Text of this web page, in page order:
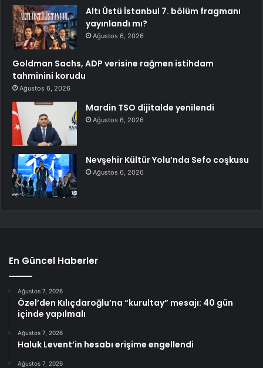
Altı Üstü İstanbul 7. bölüm fragmanı
yayınlandı mı?
Ağustos 6, 2026
Goldman Sachs, ADP verisine rağmen istihdam
tahminini korudu
Ağustos 6, 2026
Mardin TSO dijitalde yenilendi
Ağustos 6, 2026
Nevşehir Kültür Yolu’nda Sefo coşkusu
Ağustos 6, 2026
En Güncel Haberler
Ağustos 7, 2026
Özel’den Kılıçdaroğlu’na “kurultay” mesajı: 40 gün
içinde yapılmalı
Ağustos 7, 2026
Haluk Levent’in hesabı erişime engellendi
Ağustos 7, 2026